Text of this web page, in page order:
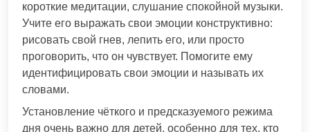
короткие медитации, слушание спокойной музыки.
Учите его выражать свои эмоции конструктивно:
рисовать свой гнев, лепить его, или просто
проговорить, что он чувствует. Помогите ему
идентифицировать свои эмоции и называть их
словами.
Установление чёткого и предсказуемого режима
дня очень важно для детей, особенно для тех, кто